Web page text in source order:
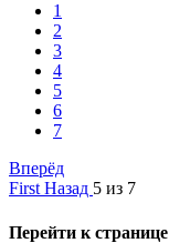
1
2
3
4
5
6
7
Вперёд
First Назад 5 из 7
Перейти к странице